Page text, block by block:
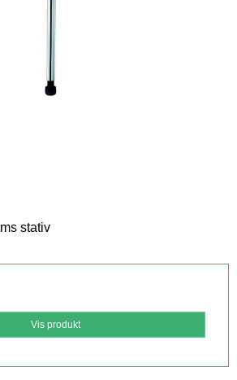
stativ
Vis produkt